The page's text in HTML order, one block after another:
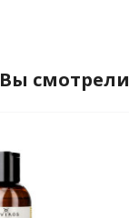
Вы смотрели